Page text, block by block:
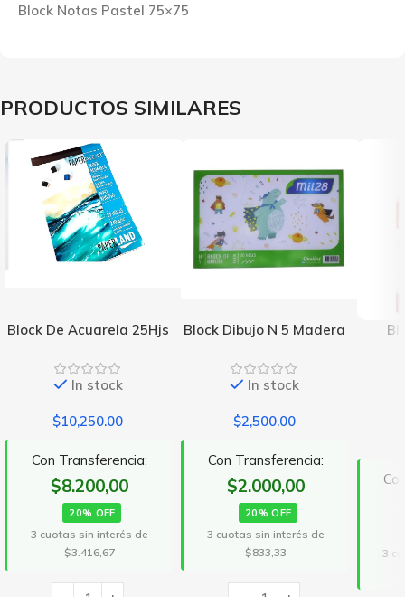
Block Notas Pastel 75×75
PRODUCTOS SIMILARES
Block De Acuarela 25Hjs
In stock
$10,250.00
Con Transferencia:
$8.200,00
20% OFF
3 cuotas sin interés de
$3.416,67
Block Dibujo N 5 Madera
In stock
$2,500.00
Con Transferencia:
$2.000,00
20% OFF
3 cuotas sin interés de
$833,33
3